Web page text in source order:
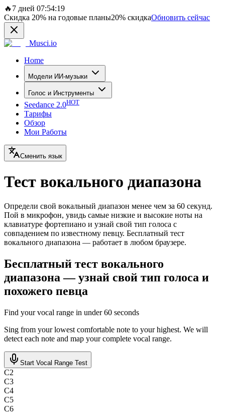
🔥 7 дней 07:54:19
Скидка 20% на годовые планы20% скидкаОбновить сейчас
Musci.io
Home
Модели ИИ-музыки
Голос и Инструменты
Seedance 2.0HOT
Тарифы
Обзор
Мои Работы
Сменить язык
Тест вокального диапазона
Определи свой вокальный диапазон менее чем за 60 секунд.
Пой в микрофон, увидь самые низкие и высокие ноты на
клавиатуре фортепиано и узнай свой тип голоса с
совпадением по известному певцу. Бесплатный тест
вокального диапазона — работает в любом браузере.
Бесплатный тест вокального
диапазона — узнай свой тип голоса и
похожего певца
Find your vocal range in under 60 seconds
Sing from your lowest comfortable note to your highest. We will
detect each note and map your complete vocal range.
Start Vocal Range Test
C2
C3
C4
C5
C6